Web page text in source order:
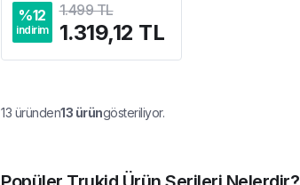
%12
indirim
1.499 TL
1.319,12 TL
13 üründen13 ürüngösteriliyor.